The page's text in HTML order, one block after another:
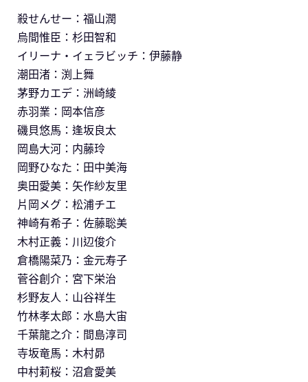
殺せんせー：福山潤
烏間惟臣：杉田智和
イリーナ・イェラビッチ：伊藤静
潮田渚：渕上舞
茅野カエデ：洲崎綾
赤羽業：岡本信彦
磯貝悠馬：逢坂良太
岡島大河：内藤玲
岡野ひなた：田中美海
奥田愛美：矢作紗友里
片岡メグ：松浦チエ
神崎有希子：佐藤聡美
木村正義：川辺俊介
倉橋陽菜乃：金元寿子
菅谷創介：宮下栄治
杉野友人：山谷祥生
竹林孝太郎：水島大宙
千葉龍之介：間島淳司
寺坂竜馬：木村昴
中村莉桜：沼倉愛美